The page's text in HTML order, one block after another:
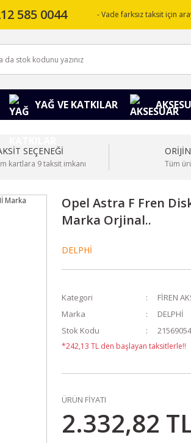
585 0044 - Vade farksız taksit için
YAĞ VE KATKILAR
SEÇENEĞİ
kartlara 9 taksit imkanı Tüm
Opel Astra F Fren
Marka Orjinal..
DELPHİ
Kategori
FİREN
Marka
DELPHİ
Stok Kodu
21569054
*242,13 TL den başlayan taksitlerle!!
ÜRÜN FİYATI
2.332,82